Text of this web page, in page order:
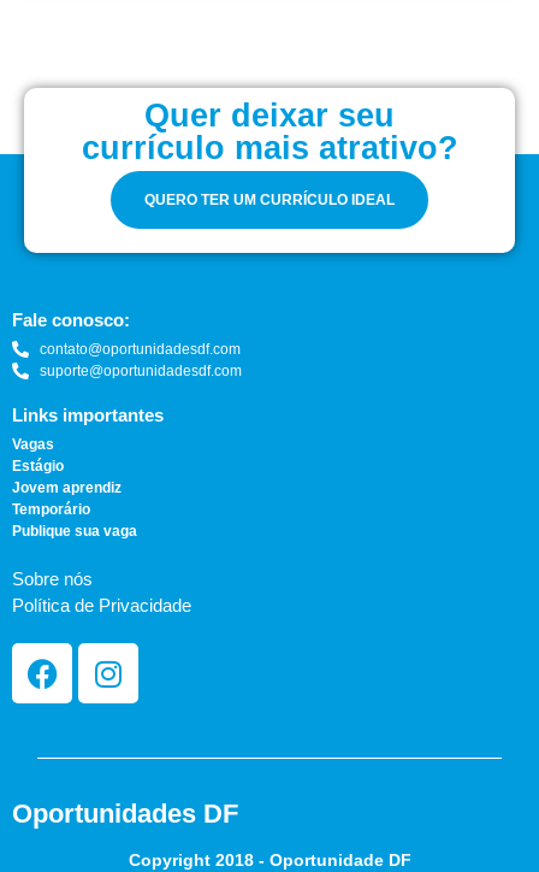
Quer deixar seu
currículo mais atrativo?
QUERO TER UM CURRÍCULO IDEAL
Fale conosco:
contato@oportunidadesdf.com
suporte@oportunidadesdf.com
Links importantes
Vagas
Estágio
Jovem aprendiz
Temporário
Publique sua vaga
Sobre nós
Política de Privacidade
Oportunidades DF
Copyright 2018 - Oportunidade DF